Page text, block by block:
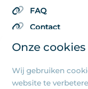
Onze cookies
Wij gebruiken
website te
FAQ
Contact
Algemene